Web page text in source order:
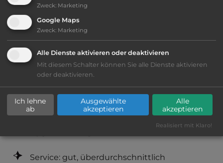
bis 60,- Euro
Klassifizierung: gut
Lage: schön
Geräuschkulisse: überwiegend ruhig
Service: gut, überdurchschnittlich
Zweck: Marketing
Google Maps
Zweck: Marketing
Alle Dienste aktivieren oder deaktivieren
Mit diesem Schalter können Sie alle Dienste aktivieren
oder deaktivieren.
Ich lehne
ab
Ausgewählte
akzeptieren
Alle
akzeptieren
Realisiert mit Klaro!